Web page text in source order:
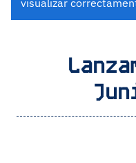
visualizar